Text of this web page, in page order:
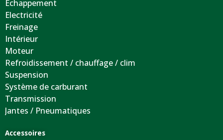
Echappement
Electricité
Freinage
Intérieur
Moteur
Refroidissement / chauffage / clim
Suspension
Système de carburant
Transmission
Jantes / Pneumatiques
Accessoires